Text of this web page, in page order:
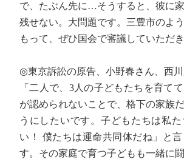
で、たぶん先に…そうすると、彼に
残せない。大問題です。三豊市のよ
もって、ぜひ国会で審議していただき
◎東京訴訟の原告、小野春さん、西
「二人で、3人の子どもたちを育て
が認められないことで、格下の家族
うにしたいです。子どもたちは私
い！ 僕たちは運命共同体だね」と
す。その家庭で育つ子どもも一緒に